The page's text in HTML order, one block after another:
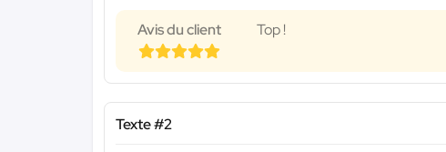
Avis du client Top !
Texte #2